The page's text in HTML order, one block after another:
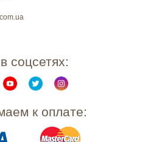
соцсетях:
к оплате: